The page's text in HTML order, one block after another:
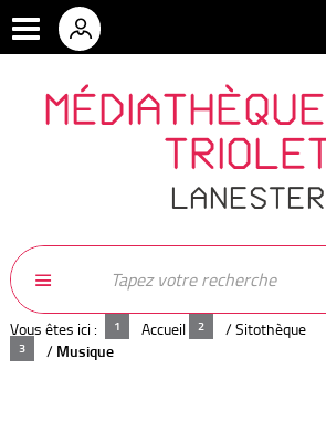
LANESTER
Vous êtes ici : Accueil /Sitothèque
/ Musique